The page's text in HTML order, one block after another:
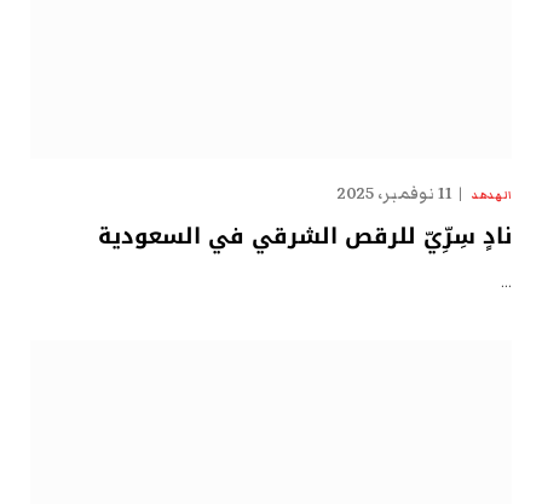
الهدهد 11 نوفمبر، 2025
نادٍ سِرِّيّ للرقص الشرقي في السعودية
…